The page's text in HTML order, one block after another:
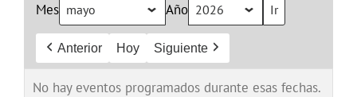
Mes Año
Anterior Hoy Siguiente
No hay eventos programados durante esas fechas.